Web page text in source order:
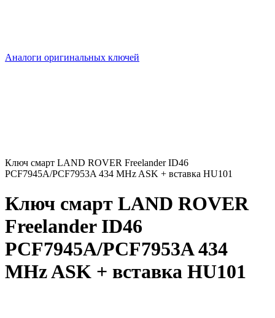
Аналоги оригинальных ключей
Ключ смарт LAND ROVER Freelander ID46
PCF7945A/PCF7953A 434 MHz ASK + вставка HU101
Ключ смарт LAND ROVER
Freelander ID46
PCF7945A/PCF7953A 434
MHz ASK + вставка HU101